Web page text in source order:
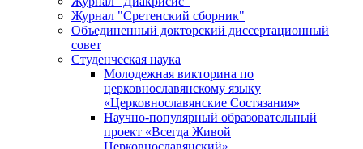
Журнал "Сретенский сборник"
Объединенный докторский диссертационный
совет
Студенческая наука
Молодежная викторина по
церковнославянскому языку
«Церковнославянские Состязания»
Научно-популярный образовательный
проект «Всегда Живой
Церковнославянский»